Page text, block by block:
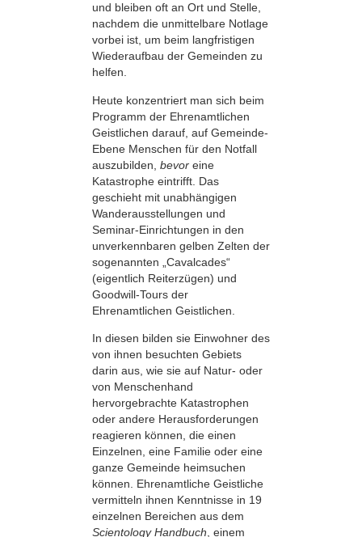
und bleiben oft an Ort und Stelle,
nachdem die unmittelbare Notlage
vorbei ist, um beim langfristigen
Wiederaufbau der Gemeinden zu
helfen.
Heute konzentriert man sich beim
Programm der Ehrenamtlichen
Geistlichen darauf, auf Gemeinde-
Ebene Menschen für den Notfall
auszubilden, bevor eine
Katastrophe eintrifft. Das
geschieht mit unabhängigen
Wanderausstellungen und
Seminar-Einrichtungen in den
unverkennbaren gelben Zelten der
sogenannten „Cavalcades“
(eigentlich Reiterzügen) und
Goodwill-Tours der
Ehrenamtlichen Geistlichen.
In diesen bilden sie Einwohner des
von ihnen besuchten Gebiets
darin aus, wie sie auf Natur- oder
von Menschenhand
hervorgebrachte Katastrophen
oder andere Herausforderungen
reagieren können, die einen
Einzelnen, eine Familie oder eine
ganze Gemeinde heimsuchen
können. Ehrenamtliche Geistliche
vermitteln ihnen Kenntnisse in 19
einzelnen Bereichen aus dem
Scientology Handbuch , einem